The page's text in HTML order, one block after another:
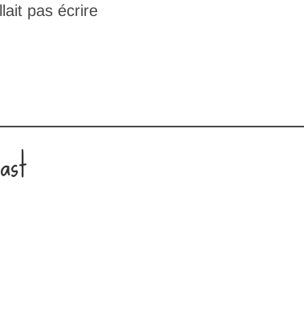
pas écrire